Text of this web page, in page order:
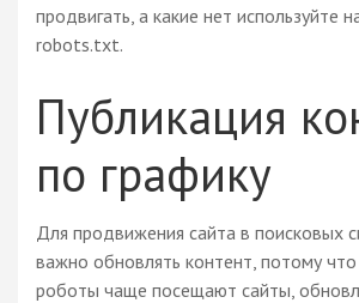
продвигать, а какие нет используйте
robots.txt.
Публикация
по графику
Для продвижения сайта в поисковых
важно обновлять контент, потому
роботы чаще посещают сайты,